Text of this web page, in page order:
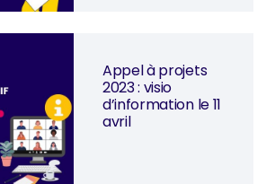
Appel à projets
2023 : visio
d’information le 11
avril